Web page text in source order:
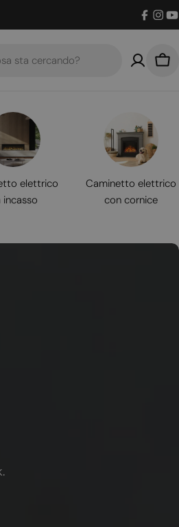
elettrico
incasso
Caminetto elettrico
con cornice